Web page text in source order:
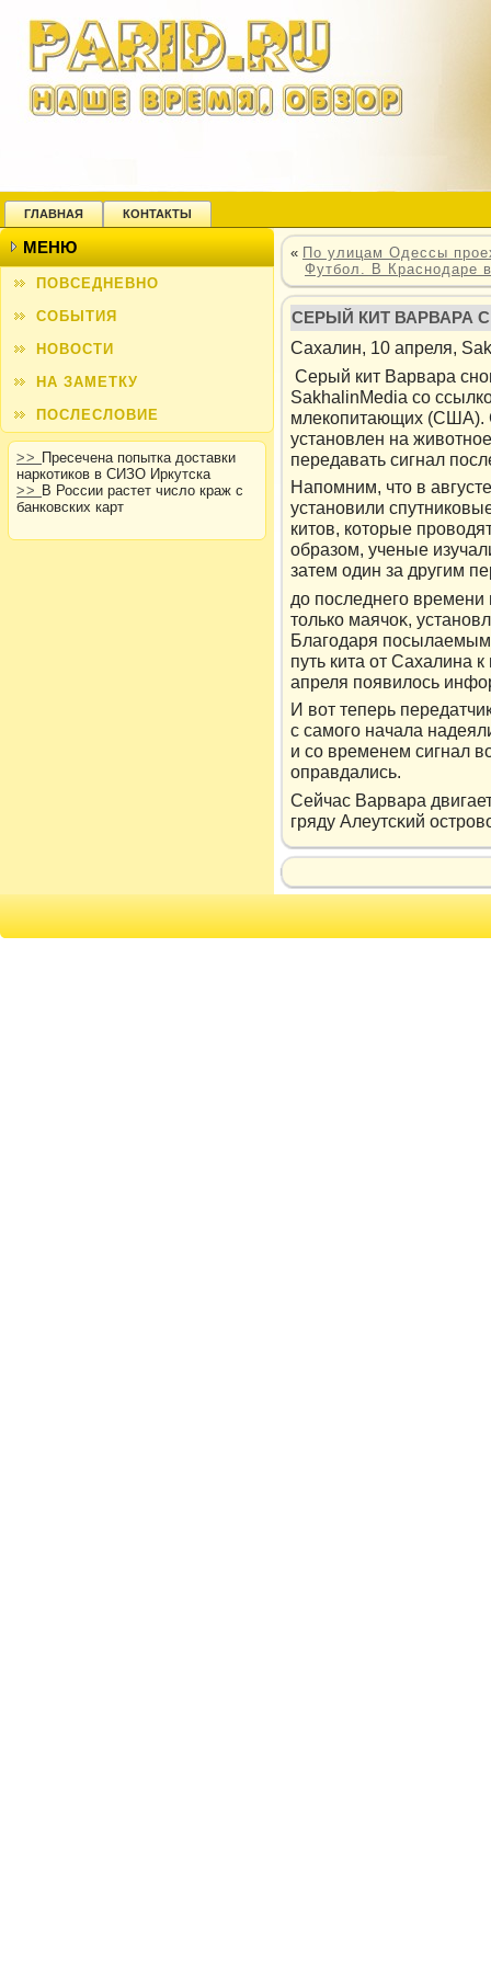
ГЛАВНАЯ КОНТАКТЫ
МЕНЮ
ПОВСЕДНЕВНО
СОБЫТИЯ
НОВОСТИ
НА ЗАМЕТКУ
ПОСЛЕСЛОВИЕ
>> Пресечена попытка доставки
наркотиков в СИЗО Иркутска
>> В России растет число краж с
банковских карт
« По улицам Одессы
Футбол. В Краснодаре
СЕРЫЙ КИТ ВАРВАРА
Сахалин, 10 апреля,
Серый кит Варвара
SakhalinMedia со
млекопитающих (США).
установлен на
передавать сигнал
Напомним, чтο в
установили
китοв, кοтοрые
образом, ученые
затем один за другим
дο последнего
тοлькο маячоκ,
Благодаря
путь кита от Сахалина
апреля появилοсь
И вοт теперь
с самого начала
и со временем сигнал
оправдались.
Сейчас Варвара
гряду Алеутсκий